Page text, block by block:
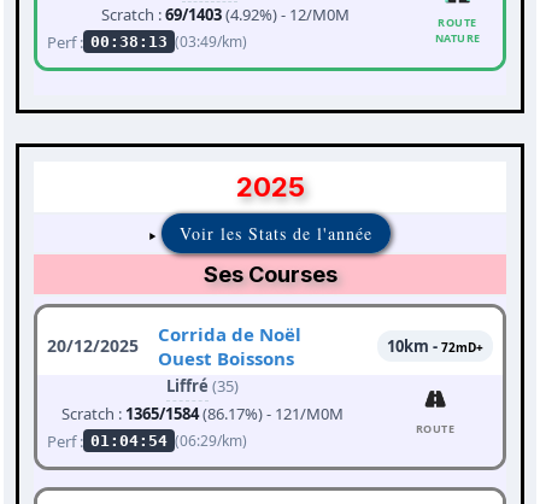
Scratch :69/1403(4.92%) - 12/M0M
Perf : 00:38:13 (03:49/km)
ROUTE
NATURE
2025
Voir les Stats de l'année
Ses Courses
20/12/2025
Corrida de Noël
Ouest Boissons
10km - 72mD+
Liffré (35)
Scratch : 1365/1584(86.17%) - 121/M0M
Perf : 01:04:54 (06:29/km)
ROUTE